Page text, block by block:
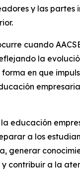
y las partes
cuando
la
en que
educación
a los
generar
contribuir a la